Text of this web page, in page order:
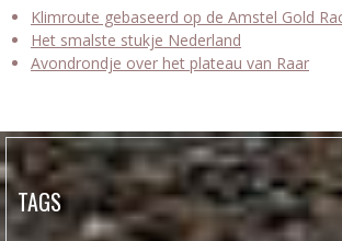
Klimroute gebaseerd op de Amstel Gold
Het smalste stukje Nederland
Avondrondje over het plateau van Raar
TAGS